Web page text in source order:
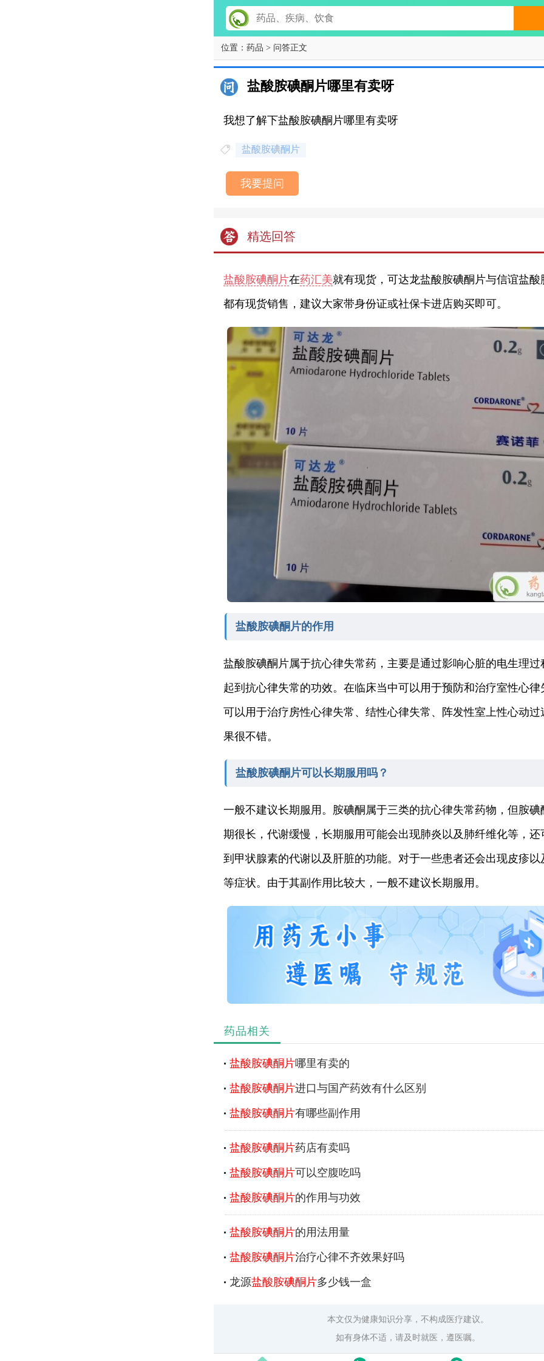
位置： 药品 > 问答正文
盐酸胺碘酮片哪里有卖呀
我想了解下盐酸胺碘酮片哪里有卖呀
盐酸胺碘酮片
我要提问
精选回答
盐酸胺碘酮片在药汇美就有现货，可达龙盐酸胺碘酮片与信谊盐酸
都有现货销售，建议大家带身份证或社保卡进店购买即可。
盐酸胺碘酮片的作用
盐酸胺碘酮片属于抗心律失常药，主要是通过影响心脏的电生理过
起到抗心律失常的功效。在临床当中可以用于预防和治疗室性心律
可以用于治疗房性心律失常、结性心律失常、阵发性室上性心动过
果很不错。
盐酸胺碘酮片可以长期服用吗？
一般不建议长期服用。胺碘酮属于三类的抗心律失常药物，但胺碘
期很长，代谢缓慢，长期服用可能会出现肺炎以及肺纤维化等，还
到甲状腺素的代谢以及肝脏的功能。对于一些患者还会出现皮疹以
等症状。由于其副作用比较大，一般不建议长期服用。
药品相关
盐酸胺碘酮片哪里有卖的
盐酸胺碘酮片进口与国产药效有什么区别
盐酸胺碘酮片有哪些副作用
盐酸胺碘酮片药店有卖吗
盐酸胺碘酮片可以空腹吃吗
盐酸胺碘酮片的作用与功效
盐酸胺碘酮片的用法用量
盐酸胺碘酮片治疗心律不齐效果好吗
龙源盐酸胺碘酮片多少钱一盒
本文仅为健康知识分享，不构成医疗建议。
如有身体不适，请及时就医，遵医嘱。